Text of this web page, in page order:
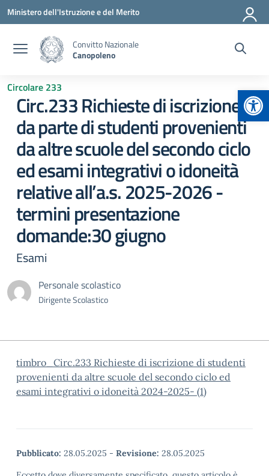
Vai ai contenuti
Vai al menu di navigazione
Vai al footer
Ministero dell'Istruzione e del Merito
Convitto Nazionale
Canopoleno
Circolare 233
Circ.233 Richieste di iscrizione
da parte di studenti provenienti
da altre scuole del secondo ciclo
ed esami integrativi o idoneità
relative all’a.s. 2025-2026 -
termini presentazione
domande:30 giugno
Esami
Personale scolastico
Dirigente Scolastico
timbro_Circ.233 Richieste di iscrizione di studenti
provenienti da altre scuole del secondo ciclo ed
esami integrativi o idoneità 2024-2025- (1)
Pubblicato: 28.05.2025 - Revisione: 28.05.2025